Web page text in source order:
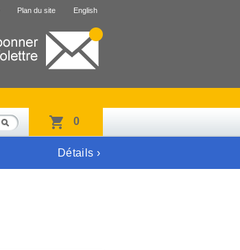
Plan du site English
0
Détails ›